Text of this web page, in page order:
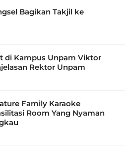
Bagikan Takjil ke
di Kampus Unpam Viktor
Rektor Unpam
Family Karaoke
Room Yang Nyaman